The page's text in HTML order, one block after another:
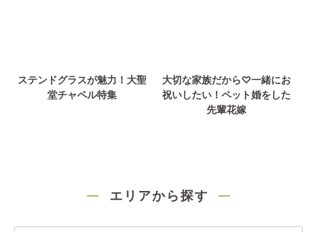
ステンドグラスが魅力！大聖
堂チャペル特集
大切な家族だから♡一緒にお
祝いしたい！ペット婚をした
先輩花嫁
エリアから探す